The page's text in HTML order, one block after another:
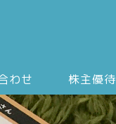
わせ 株主優待